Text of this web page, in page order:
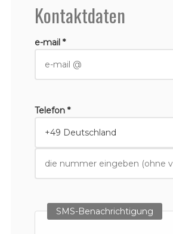
Kontaktdaten
e-mail *
Telefon *
SMS-Benachrichtigung